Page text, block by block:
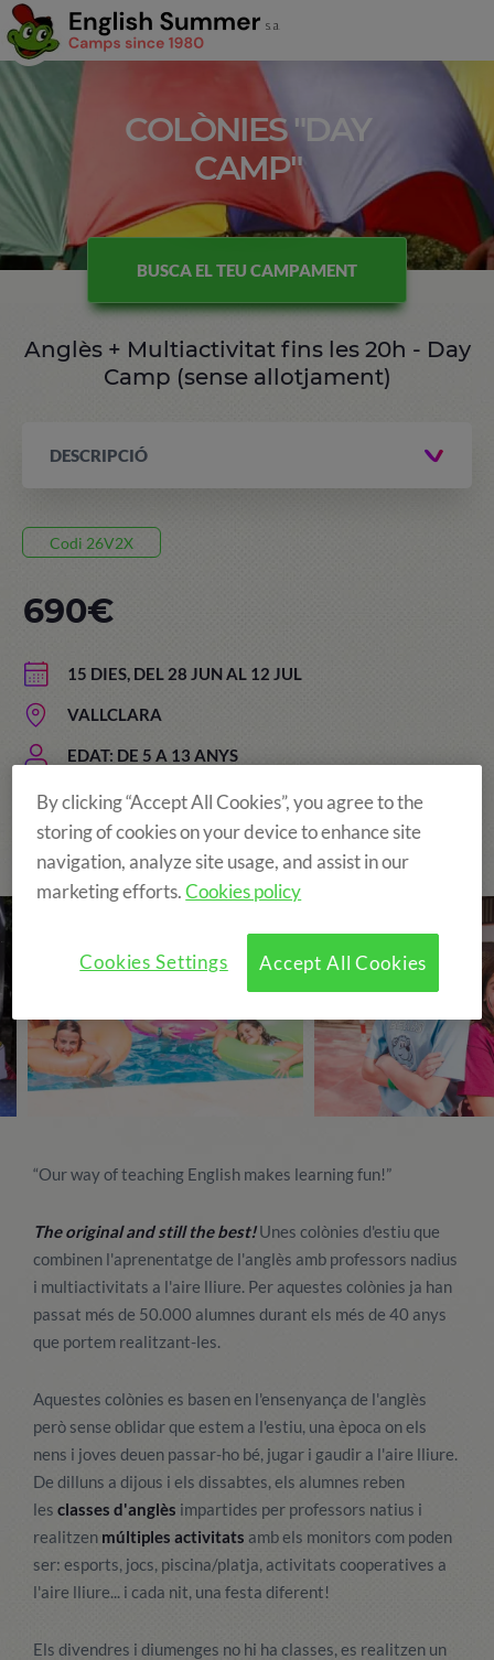
COLÒNIES "DAY
CAMP"
BUSCA EL TEU CAMPAMENT
Anglès + Multiactivitat fins les 20h - Day
Camp (sense allotjament)
DESCRIPCIÓ
Codi 26V2X
15 DIES, DEL 28 JUN AL 12 JUL
VALLCLARA
EDAT: DE 5 A 13 ANYS
690€
The Original and still the Best!
“Our way of teaching English makes learning fun!”
The original and still the best!Unes colònies d'estiu que
combinen l'aprenentatge de l'anglès amb professors nadius
i multiactivitats a l'aire lliure. Per aquestes colònies ja han
passat més de 50.000 alumnes durant els més de 40 anys
que portem realitzant-les.
Aquestes colònies es basen en l'ensenyança de l'anglès
però sense oblidar que estem a l'estiu, una època on els
nens i joves deuen passar-ho bé, jugar i gaudir a l'aire lliure.
De dilluns a dijous i els dissabtes, els alumnes reben
les classes d'anglès impartides per professors natius i
realitzen múltiples activitats amb els monitors com poden
ser: esports, jocs, piscina/platja, activitats cooperatives a
l'aire lliure... i cada nit, una festa diferent!
Els divendres i diumenges no hi ha classes, es realitzen un
By clicking “Accept All Cookies”, you agree to the
storing of cookies on your device to enhance site
navigation, analyze site usage, and assist in our
marketing efforts.Cookies policy
Accept All Cookies
Cookies Settings